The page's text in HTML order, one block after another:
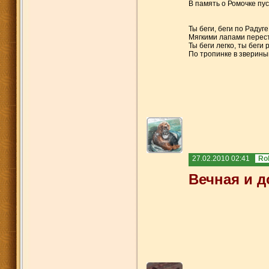
В память о Ромочке
Ты беги, беги по
Мягкими лапами
Ты беги легко, ты беги
По тропинке в
27.02.2010 02:41
Вечная и